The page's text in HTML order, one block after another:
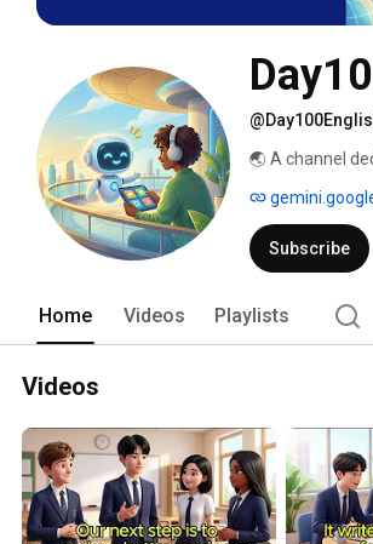
🌏 A channel
Subscribe
Home Videos Playlists
Videos